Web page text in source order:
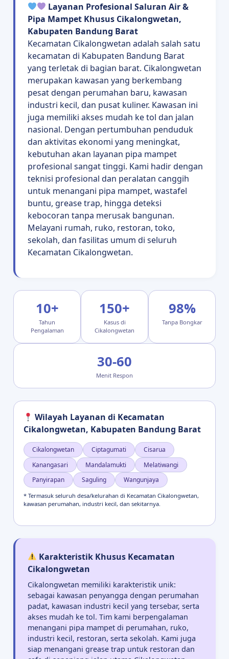
Layanan Profesional Saluran Air &
Pipa Mampet Khusus Cikalongwetan,
Kabupaten Bandung Barat
Kecamatan Cikalongwetan adalah salah satu
kecamatan di Kabupaten Bandung Barat
yang terletak di bagian barat. Cikalongwetan
merupakan kawasan yang berkembang
pesat dengan perumahan baru, kawasan
industri kecil, dan pusat kuliner. Kawasan ini
juga memiliki akses mudah ke tol dan jalan
nasional. Dengan pertumbuhan penduduk
dan aktivitas ekonomi yang meningkat,
kebutuhan akan layanan pipa mampet
profesional sangat tinggi. Kami hadir dengan
teknisi profesional dan peralatan canggih
untuk menangani pipa mampet, wastafel
buntu, grease trap, hingga deteksi
kebocoran tanpa merusak bangunan.
Melayani rumah, ruko, restoran, toko,
sekolah, dan fasilitas umum di seluruh
Kecamatan Cikalongwetan.
10+
Tahun
Pengalaman
150+
Kasus di
Cikalongwetan
98%
Tanpa Bongkar
30-60
Menit Respon
Wilayah Layanan di Kecamatan
Cikalongwetan, Kabupaten Bandung Barat
Cikalongwetan Ciptagumati
Cisarua
Kanangasari
Mandalamukti
Melatiwangi
Panyirapan
Saguling Wangunjaya
* Termasuk seluruh desa/kelurahan di Kecamatan Cikalongwetan,
kawasan perumahan, industri kecil, dan sekitarnya.
Karakteristik Khusus Kecamatan
Cikalongwetan
Cikalongwetan memiliki karakteristik unik:
sebagai kawasan penyangga dengan perumahan
padat, kawasan industri kecil yang tersebar, serta
akses mudah ke tol. Tim kami berpengalaman
menangani pipa mampet di perumahan, ruko,
industri kecil, restoran, serta sekolah. Kami juga
siap menangani grease trap untuk restoran dan